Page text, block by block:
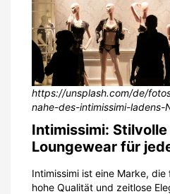
https://unsplash.com/de/
nahe-des-intimissimi-ladens-
Intimissimi:
Loungewear für
Intimissimi ist eine Marke,
hohe Qualität und zeitlose